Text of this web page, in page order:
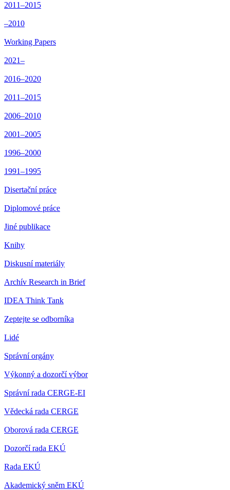
2011–2015
–2010
Working Papers
2021–
2016–2020
2011–2015
2006–2010
2001–2005
1996–2000
1991–1995
Disertační práce
Diplomové práce
Jiné publikace
Knihy
Diskusní materiály
Archív Research in Brief
IDEA Think Tank
Zeptejte se odborníka
Lidé
Správní orgány
Výkonný a dozorčí výbor
Správní rada CERGE-EI
Vědecká rada CERGE
Oborová rada CERGE
Dozorčí rada EKÚ
Rada EKÚ
Akademický sněm EKÚ